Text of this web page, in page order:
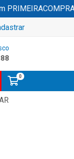
0